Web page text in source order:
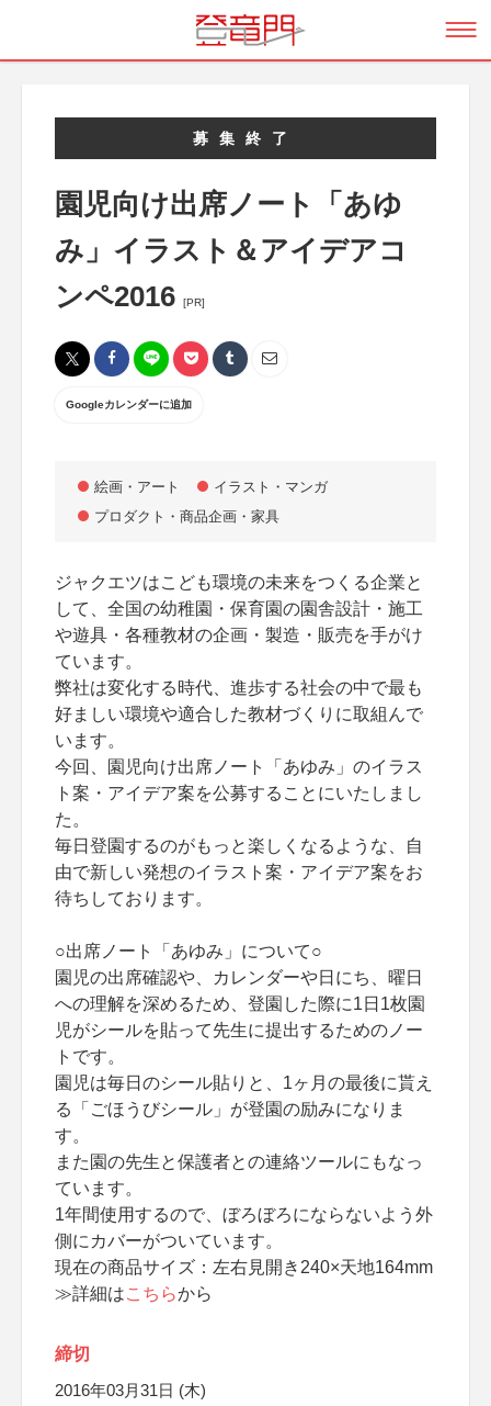
募集終了
園児向け出席ノート「あゆ
み」イラスト＆アイデアコ
ンペ2016
[PR]
Googleカレンダーに追加
絵画・アート
イラスト・マンガ
プロダクト・商品企画・家具
ジャクエツはこども環境の未来をつくる企業と
して、全国の幼稚園・保育園の園舎設計・施工
や遊具・各種教材の企画・製造・販売を手がけ
ています。
弊社は変化する時代、進歩する社会の中で最も
好ましい環境や適合した教材づくりに取組んで
います。
今回、園児向け出席ノート「あゆみ」のイラス
ト案・アイデア案を公募することにいたしまし
た。
毎日登園するのがもっと楽しくなるような、自
由で新しい発想のイラスト案・アイデア案をお
待ちしております。
○出席ノート「あゆみ」について○
園児の出席確認や、カレンダーや日にち、曜日
への理解を深めるため、登園した際に1日1枚園
児がシールを貼って先生に提出するためのノー
トです。
園児は毎日のシール貼りと、1ヶ月の最後に貰え
る「ごほうびシール」が登園の励みになりま
す。
また園の先生と保護者との連絡ツールにもなっ
ています。
1年間使用するので、ぼろぼろにならないよう外
側にカバーがついています。
現在の商品サイズ：左右見開き240×天地164mm
≫詳細はこちらから
締切
2016年03月31日 (木)